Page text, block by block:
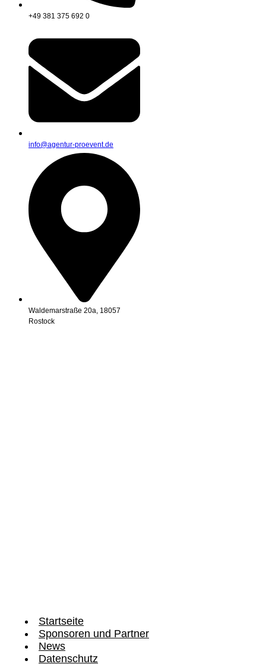
+49 381 375 692 0
info@agentur-proevent.de
Waldemarstraße 20a, 18057
Rostock
Startseite
Sponsoren und Partner
News
Datenschutz